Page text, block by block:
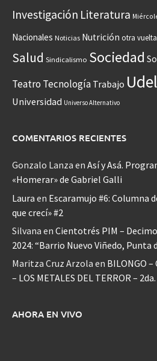
Investigación Literatura
Nacionales Noticias Nutrición otra vuelta
Salud Sindicalismo Sociedad
Teatro Tecnología Trabajo
Universidad Universo Alternativo
COMENTARIOS RECIENTES
Gonzalo Lanza en Así y Asá.
«Homerar» de Gabriel Galli
Laura en Escaramujo #6: Columna
que crecí» #2
Silvana en Cientotrés PIM –
2024: “Barrio Nuevo Viñedo, Punta
Maritza Cruz Arzola en BILONGO
– LOS METALES DEL TERROR –
AHORA EN VIVO